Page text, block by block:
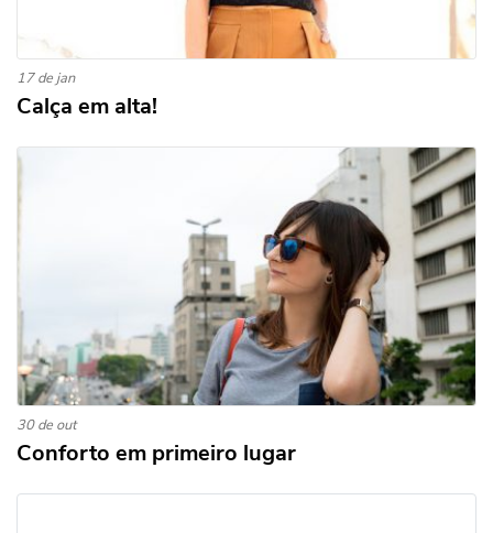
17 de jan
Calça em alta!
30 de out
Conforto em primeiro lugar